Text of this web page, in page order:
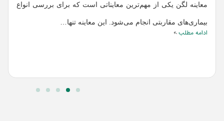
معاینه لگن یکی از مهم‌ترین معایناتی است که برای بررسی انواع
بیماری‌های مقاربتی انجام می‌شود. این معاینه تنها…
ادامه مطلب